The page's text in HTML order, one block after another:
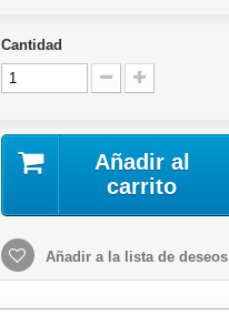
Cantidad
Añadir al
carrito
Añadir a la lista de deseos